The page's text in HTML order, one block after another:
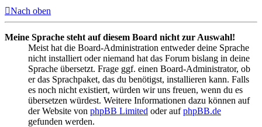
Nach oben
Meine Sprache steht auf diesem Board nicht zur Auswahl!
Meist hat die Board-Administration entweder deine Sprache
nicht installiert oder niemand hat das Forum bislang in deine
Sprache übersetzt. Frage ggf. einen Board-Administrator, ob
er das Sprachpaket, das du benötigst, installieren kann. Falls
es noch nicht existiert, würden wir uns freuen, wenn du es
übersetzen würdest. Weitere Informationen dazu können auf
der Website von phpBB Limited oder aufphpBB.de
gefunden werden.